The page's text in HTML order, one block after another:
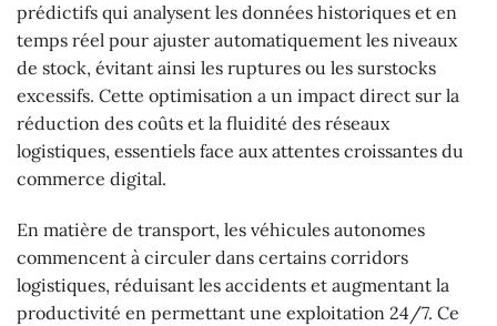
prédictifs qui analysent les données historiques et en
temps réel pour ajuster automatiquement les niveaux
de stock, évitant ainsi les ruptures ou les surstocks
excessifs. Cette optimisation a un impact direct sur la
réduction des coûts et la fluidité des réseaux
logistiques, essentiels face aux attentes croissantes du
commerce digital.
En matière de transport, les véhicules autonomes
commencent à circuler dans certains corridors
logistiques, réduisant les accidents et augmentant la
productivité en permettant une exploitation 24/7. Ce